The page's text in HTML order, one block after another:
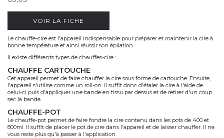
VOIR LA FICHE
Le chauffe-cire est l'appareil indispensable pour préparer et maintenir la cire à
bonne température et ainsi réussir son épilation.
Il existe différents types de chauffes-cire :
CHAUFFE CARTOUCHE
Cet appareil permet de faire chauffer la cire sous forme de cartouche. Ensuite,
l'appareil s'utilise comme un roll-on. Il suffit donc d'étaler la cire à l'aide de
celui-ci puis d'appliquer une bande en tissu par dessus et de retirer d'un coup
sec la bande.
CHAUFFE-POT
Le chauffe-pot permet de faire fondre la cire contenu dans les pots de 400 et
800ml. Il suffit de placer le pot de cire dans l'appareil et de laisser chauffer. Il ne
vous reste plus qu'à passer à l'application.